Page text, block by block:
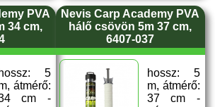
PVA
34 cm,
hossz: 5
átmérő:
cm -
Nevis Carp Academy PVA
hálő csövön 5m 37 cm,
6407-037
hossz: 5
m, átmérő:
37 cm -